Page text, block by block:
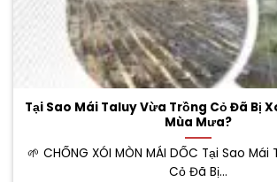
Tại Sao Mái Taluy Vừa Trồng Cỏ Đã Bị
Mùa Mưa?
🌱 CHỐNG XÓI MÒN MÁI DỐC Tại Sao
Cỏ Đã Bị...